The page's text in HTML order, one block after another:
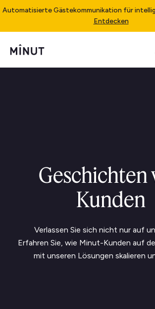
Automatisierte Gästekommunikation für
Entdecken
Geschichten
Kunden
Verlassen Sie sich nicht nur auf
Erfahren Sie, wie Minut-Kunden auf
mit unseren Lösungen skalieren